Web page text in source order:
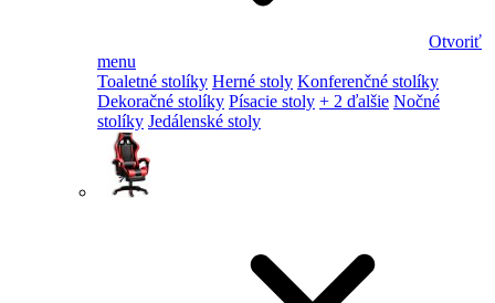
Otvoriť
menu
Toaletné stolíky Herné stoly Konferenčné stolíky
Dekoračné stolíky Písacie stoly + 2 ďalšie Nočné
stolíky Jedálenské stoly